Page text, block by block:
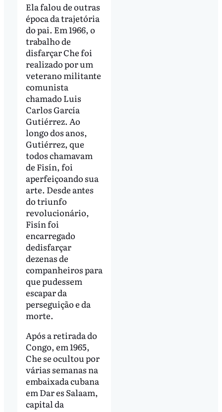
Ela falou de outras
época da trajetória
do pai. Em 1966, o
trabalho de
disfarçar Che foi
realizado por um
veterano militante
comunista
chamado Luis
Carlos García
Gutiérrez. Ao
longo dos anos,
Gutiérrez, que
todos chamavam
de Fisín, foi
aperfeiçoando sua
arte. Desde antes
do triunfo
revolucionário,
Fisín foi
encarregado
dedisfarçar
dezenas de
companheiros para
que pudessem
escapar da
perseguição e da
morte.
Após a retirada do
Congo, em 1965,
Che se ocultou por
várias semanas na
embaixada cubana
em Dar es Salaam,
capital da